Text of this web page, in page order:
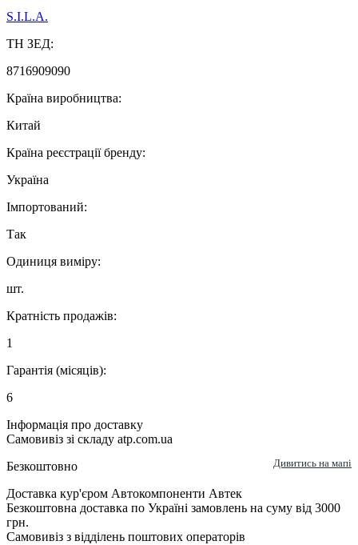
S.I.L.A.
ТН ЗЕД:
8716909090
Країна виробництва:
Китай
Країна реєстрації бренду:
Україна
Імпортований:
Так
Одиниця виміру:
шт.
Кратність продажів:
1
Гарантія (місяців):
6
Інформація про доставку
Самовивіз зі складу atp.com.ua
Безкоштовно
Дивитись на мапі
Доставка кур'єром Автокомпоненти Автек
Безкоштовна доставка по Україні замовлень на суму від 3000
грн.
Самовивіз з відділень поштових операторів